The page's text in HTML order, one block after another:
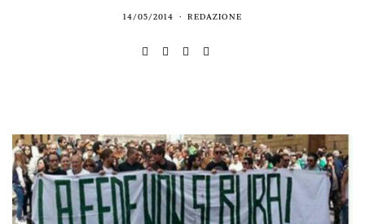
14/05/2014 REDAZIONE